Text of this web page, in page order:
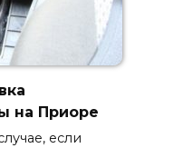
на Приоре
если